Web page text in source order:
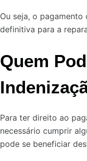
Ou seja, o pagamento
definitiva para a
Quem
Para ter direito ao
necessário cumprir
pode se beneficiar